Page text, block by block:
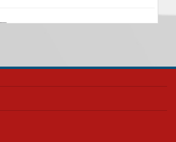
Nova apresentação do Centro
realizará nova edição da Feira